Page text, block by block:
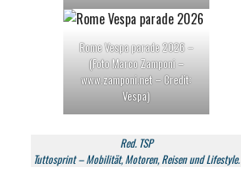
Rome Vespa parade 2026 –
(Foto Marco Zamponi –
www.zamponi.net – Credit:
Vespa)
Red. TSP
Tuttosprint – Mobilität, Motoren, Reisen und Lifestyle.